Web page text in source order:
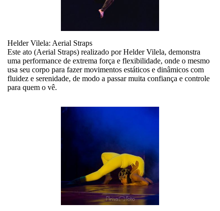
Helder Vilela: Aerial Straps
Este ato (Aerial Straps) realizado por Helder Vilela, demonstra
uma performance de extrema força e flexibilidade, onde o mesmo
usa seu corpo para fazer movimentos estáticos e dinâmicos com
fluidez e serenidade, de modo a passar muita confiança e controle
para quem o vê.